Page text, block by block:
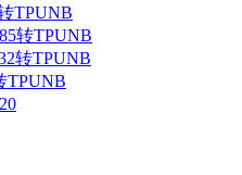
TPUNB
转TPUNB
转TPUNB
TPUNB